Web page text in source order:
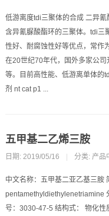
低游离度tdi三聚体的合成 二异
含异氰脲酸酯环的三聚体。tdi三
性好、耐腐蚀性好等优点，常作
在20世纪70年代，国外多家公司
等。目前高性能、低游离单体的
剂 nt cat p1 ...
五甲基二乙烯三胺
日期: 2019/05/16 分类: 产品
中文名称：五甲基二亚乙基三胺
pentamethyldiethylenetriamine
号：3030-47-5 结构式： 物化性